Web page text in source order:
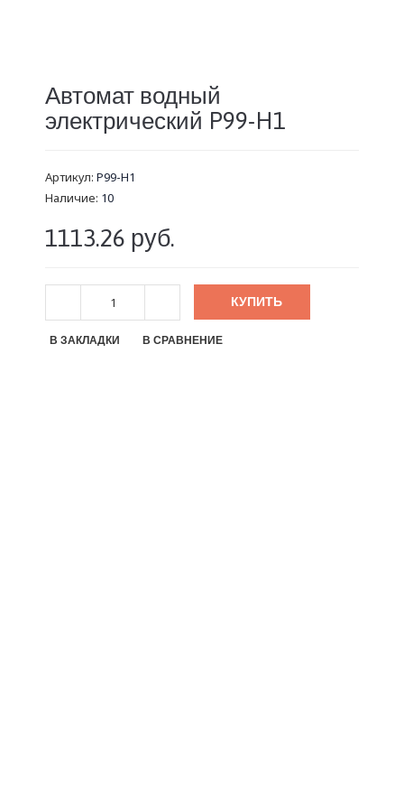
Автомат водный
электрический P99-H1
Артикул: P99-H1
Наличие: 10
1113.26 руб.
КУПИТЬ
В ЗАКЛАДКИ В СРАВНЕНИЕ